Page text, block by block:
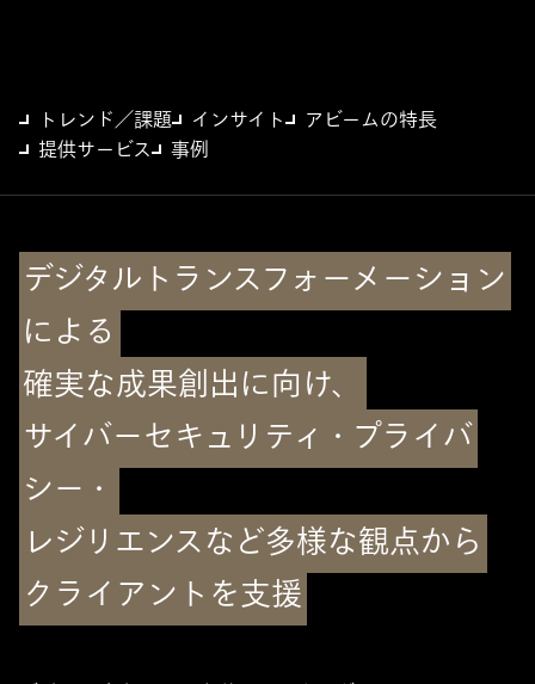
トレンド／課題 インサイト
アビームの特長
提供サービス
事例
デジタルトランスフォーメーション
による
確実な成果創出に向け、
サイバーセキュリティ・プライバ
シー・
レジリエンスなど多様な観点から
クライアントを支援